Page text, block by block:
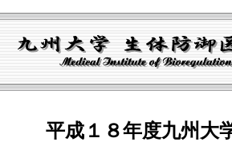
平成１８年度九州大